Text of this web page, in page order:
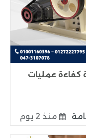
كفاءة عمليات
منذ 2 يوم